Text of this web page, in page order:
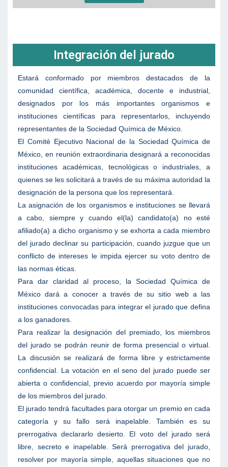
Integración del jurado
Estará conformado por miembros destacados de la
comunidad científica, académica, docente e industrial,
designados por los más importantes organismos e
instituciones científicas para representarlos, incluyendo
representantes de la Sociedad Química de México.
El Comité Ejecutivo Nacional de la Sociedad Química de
México, en reunión extraordinaria designará a reconocidas
instituciones académicas, tecnológicas o industriales, a
quienes se les solicitará a través de su máxima autoridad la
designación de la persona que los representará.
La asignación de los organismos e instituciones se llevará
a cabo, siempre y cuando el(la) candidato(a) no esté
afiliado(a) a dicho organismo y se exhorta a cada miembro
del jurado declinar su participación, cuando juzgue que un
conflicto de intereses le impida ejercer su voto dentro de
las normas éticas.
Para dar claridad al proceso, la Sociedad Química de
México dará a conocer a través de su sitio web a las
instituciones convocadas para integrar el jurado que defina
a los ganadores.
Para realizar la designación del premiado, los miembros
del jurado se podrán reunir de forma presencial o virtual.
La discusión se realizará de forma libre y estrictamente
confidencial. La votación en el seno del jurado puede ser
abierta o confidencial, previo acuerdo por mayoría simple
de los miembros del jurado.
El jurado tendrá facultades para otorgar un premio en cada
categoría y su fallo será inapelable. También es su
prerrogativa declararlo desierto. El voto del jurado será
libre, secreto e inapelable. Será prerrogativa del jurado,
resolver por mayoría simple, aquellas situaciones que no